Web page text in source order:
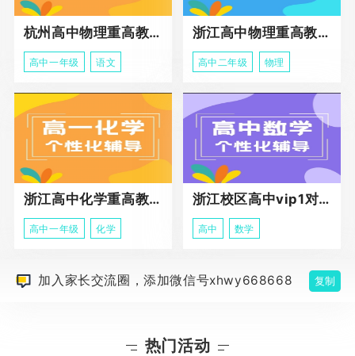
杭州高中物理重高教育春季班
高中一年级 语文
浙江高中物理重高教育春季班
高中二年级 物理
浙江高中化学重高教育春季班
高中一年级 化学
浙江校区高中vip1对1课程
高中 数学
加入家长交流圈，添加微信号xhwy668668 复制
热门活动